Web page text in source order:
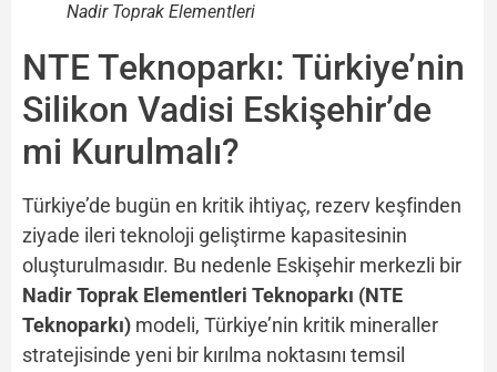
Nadir Toprak Elementleri
NTE Teknoparkı: Türkiye’nin
Silikon Vadisi Eskişehir’de
mi Kurulmalı?
Türkiye’de bugün en kritik ihtiyaç, rezerv keşfinden
ziyade ileri teknoloji geliştirme kapasitesinin
oluşturulmasıdır. Bu nedenle Eskişehir merkezli bir
Nadir Toprak Elementleri Teknoparkı (NTE
Teknoparkı) modeli, Türkiye’nin kritik mineraller
stratejisinde yeni bir kırılma noktasını temsil